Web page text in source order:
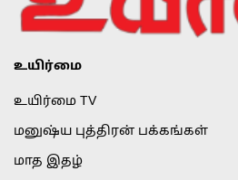
உயிர்மை
உயிர்மை TV
மனுஷ்ய புத்திரன் பக்கங்கள்
மாத இதழ்